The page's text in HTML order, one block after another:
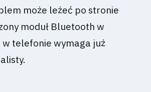
może leżeć po stronie
moduł Bluetooth w
telefonie wymaga już